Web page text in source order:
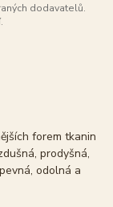
dodavatelů.
forem tkanin
prodyšná,
odolná a